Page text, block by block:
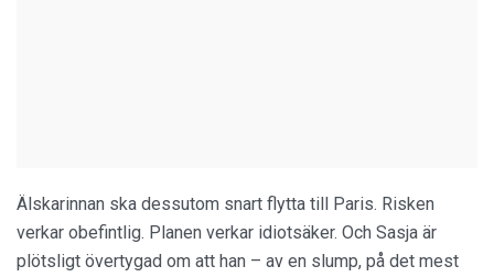
Älskarinnan ska dessutom snart flytta till Paris. Risken
verkar obefintlig. Planen verkar idiotsäker. Och Sasja är
plötsligt övertygad om att han – av en slump, på det mest